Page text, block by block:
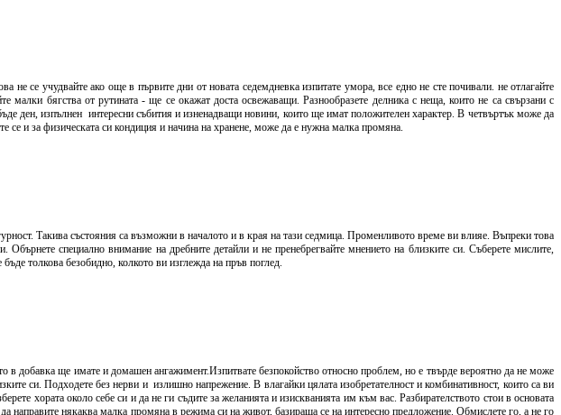
не се учудвайте ако още в първите дни от новата седемдневка изпитате умора, все едно не сте почивали. не отлагайте
малки бягства от рутината - ще се окажат доста освежаващи. Разнообразете делника с неща, които не са свързани с
ден, изпълнен интересни събития и изненадващи новини, които ще имат положителен характер. В четвъртък може да
се и за физическата си кондиция и начина на хранене, може да е нужна малка промяна.
Такива състояния са възможни в началото и в края на тази седмица. Променливото време ви влияе. Въпреки това
специално внимание на дребните детайли и не пренебрегвайте мнението на близките си. Съберете мислите,
толкова безобидно, колкото ви изглежда на пръв поглед.
в добавка ще имате и домашен ангажимент.Изпитвате безпокойство относно проблем, но е твърде вероятно да не може
си. Подходете без нерви и излишно напрежение. В влагайки цялата изобретателност и комбинативност, които са ви
хората около себе си и да не ги съдите за желанията и изискванията им към вас. Разбирателството стои в основата
направите някаква малка промяна в режима си на живот, базираща се на интересно предложение. Обмислете го, а не го